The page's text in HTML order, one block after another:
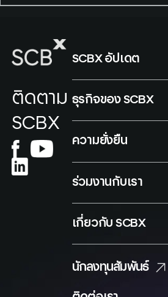
ติดตาม
SCBX
SCBX อัปเดต
ธุรกิจของ SCBX
ความยั่งยืน
ร่วมงานกับเรา
เกี่ยวกับ SCBX
นักลงทุนสัมพันธ์